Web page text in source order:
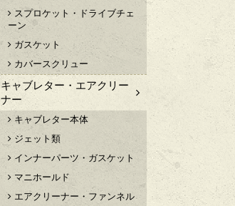
スプロケット・ドライブチェ
ーン
ガスケット
カバースクリュー
キャブレター・エアクリー
ナー
キャブレター本体
ジェット類
インナーパーツ・ガスケット
マニホールド
エアクリーナー・ファンネル